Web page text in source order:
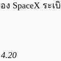
ง SpaceX ระเ